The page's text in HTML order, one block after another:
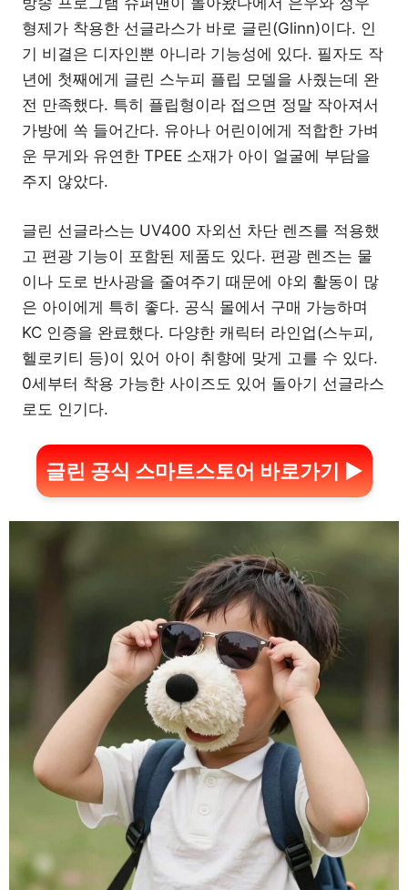
형제가 착용한 선글라스가 바로 글린(Glinn)이다. 인
기 비결은 디자인뿐 아니라 기능성에 있다. 필자도 작
년에 첫째에게 글린 스누피 플립 모델을 사줬는데 완
전 만족했다. 특히 플립형이라 접으면 정말 작아져서
가방에 쏙 들어간다. 유아나 어린이에게 적합한 가벼
운 무게와 유연한 TPEE 소재가 아이 얼굴에 부담을
주지 않았다.
글린 선글라스는 UV400 자외선 차단 렌즈를 적용했
고 편광 기능이 포함된 제품도 있다. 편광 렌즈는 물
이나 도로 반사광을 줄여주기 때문에 야외 활동이 많
은 아이에게 특히 좋다. 공식 몰에서 구매 가능하며
KC 인증을 완료했다. 다양한 캐릭터 라인업(스누피,
헬로키티 등)이 있어 아이 취향에 맞게 고를 수 있다.
0세부터 착용 가능한 사이즈도 있어 돌아기 선글라스
로도 인기다.
글린 공식 스마트스토어 바로가기 ▶